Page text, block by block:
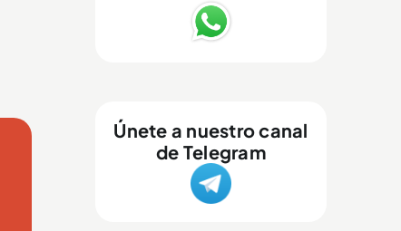
Únete a nuestro canal
de Telegram